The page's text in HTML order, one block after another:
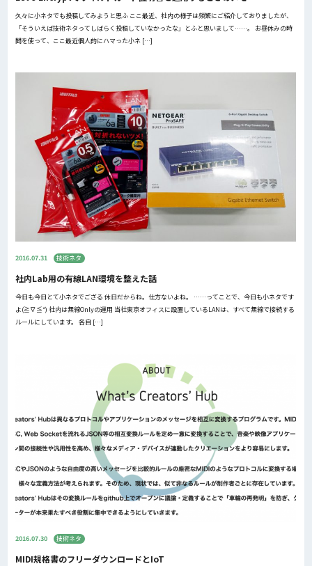
久々に小ネタでも投稿してみようと思ふ ここ最近、社内の様子は頻繁にご紹介しておりましたが、
「そういえば技術ネタってしばらく投稿していなかったな」とふと思いまして……。 お昼休みの時
間を使って、ここ最近個人的にハマった小ネ […]
2016.07.31 技術ネタ
社内Lab用の有線LAN環境を整えた話
今日も今日とて小ネタでござる 休日だからね。仕方ないよね。 ……ってことで、今日も小ネタです
よ(≧∇≦*) 社内は無線Onlyの運用 当社東京オフィスに設置しているLANは、すべて無線で接続する
ルールにしています。 各自 […]
2016.07.30 技術ネタ
MIDI規格書のフリーダウンロードとIoT